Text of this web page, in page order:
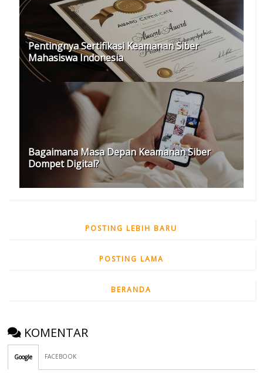
Pentingnya Sertifikasi Keamanan Siber
Mahasiswa Indonesia
Bagaimana Masa Depan Keamanan Siber
Dompet Digital?
POSTING LEBIH BARU
POSTING LAMA
BERANDA
KOMENTAR
Google FACEBOOK